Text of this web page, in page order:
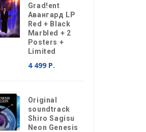
Grad!ent
Авангард LP
Red + Black
Marbled + 2
Posters +
Limited
4 499 Р.
Original
soundtrack
Shiro Sagisu
Neon Genesis